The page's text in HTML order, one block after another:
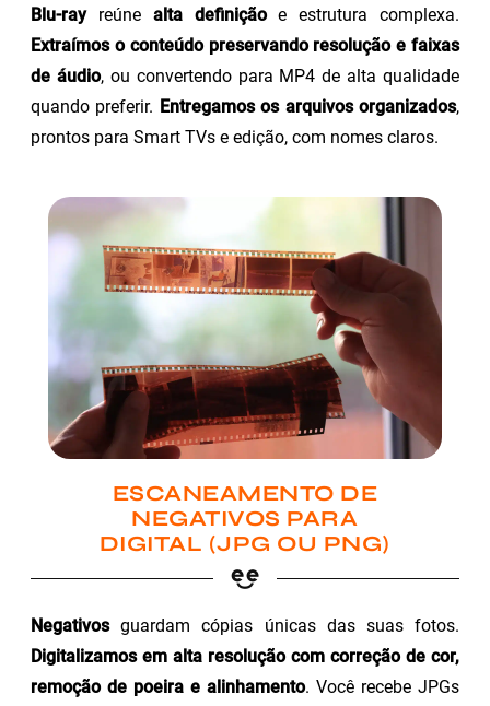
Blu-rayreúne alta definiçãoe estrutura complexa.
Extraímos o conteúdo preservando resolução e faixas
de áudio, ou convertendo para MP4 de alta qualidade
quando preferir. Entregamos os arquivos organizados,
prontos para Smart TVs e edição, com nomes claros.
ESCANEAMENTO DE
NEGATIVOS PARA
DIGITAL (JPG OU PNG)
Negativosguardam cópias únicas das suas fotos.
Digitalizamos em alta resolução com correção de cor,
remoção de poeira e alinhamento. Você recebe JPGs